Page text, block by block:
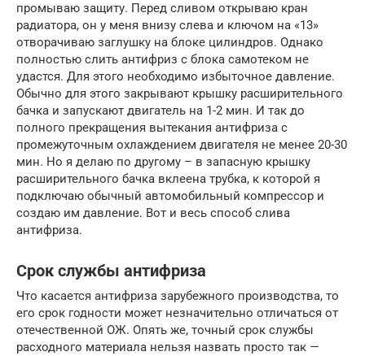
промываю защиту. Перед сливом открываю кран
радиатора, он у меня внизу слева и ключом на «13»
отворачиваю заглушку на блоке цилиндров. Однако
полностью слить антифриз с блока самотеком не
удастся. Для этого необходимо избыточное давление.
Обычно для этого закрывают крышку расширительного
бачка и запускают двигатель на 1-2 мин. И так до
полного прекращения вытекания антифриза с
промежуточным охлаждением двигателя не менее 20-30
мин. Но я делаю по другому – в запасную крышку
расширительного бачка вклеена трубка, к которой я
подключаю обычный автомобильный компрессор и
создаю им давление. Вот и весь способ слива
антифриза.
Срок службы антифриза
Что касается антифриза зарубежного производства, то
его срок годности может незначительно отличаться от
отечественной ОЖ. Опять же, точный срок службы
расходного материала нельзя назвать просто так —